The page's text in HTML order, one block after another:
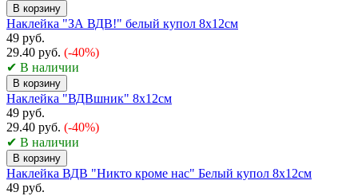
В корзину
Наклейка "ЗА ВДВ!" белый купол 8x12см
49 руб.
29.40 руб. (-40%)
✔ В наличии
В корзину
Наклейка "ВДВшник" 8x12см
49 руб.
29.40 руб. (-40%)
✔ В наличии
В корзину
Наклейка ВДВ "Никто кроме нас" Белый купол 8х12см
49 руб.